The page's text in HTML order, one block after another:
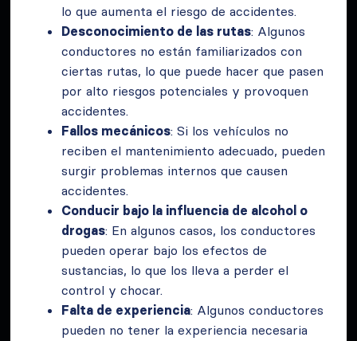
lo que aumenta el riesgo de accidentes.
Desconocimiento de las rutas: Algunos
conductores no están familiarizados con
ciertas rutas, lo que puede hacer que pasen
por alto riesgos potenciales y provoquen
accidentes.
Fallos mecánicos: Si los vehículos no
reciben el mantenimiento adecuado, pueden
surgir problemas internos que causen
accidentes.
Conducir bajo la influencia de alcohol o
drogas: En algunos casos, los conductores
pueden operar bajo los efectos de
sustancias, lo que los lleva a perder el
control y chocar.
Falta de experiencia: Algunos conductores
pueden no tener la experiencia necesaria